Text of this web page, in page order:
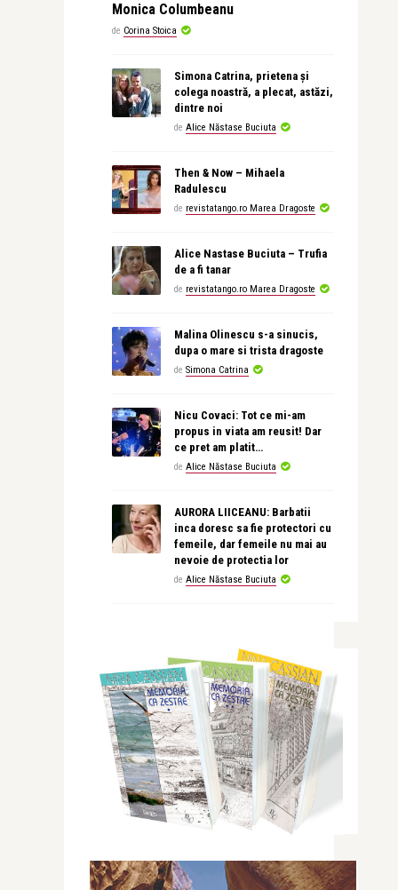
Monica Columbeanu
de Corina Stoica
Simona Catrina, prietena și
colega noastră, a plecat, astăzi,
dintre noi
de Alice Năstase Buciuta
Then & Now – Mihaela
Radulescu
de revistatango.ro Marea Dragoste
Alice Nastase Buciuta – Trufia
de a fi tanar
de revistatango.ro Marea Dragoste
Malina Olinescu s-a sinucis,
dupa o mare si trista dragoste
de Simona Catrina
Nicu Covaci: Tot ce mi-am
propus in viata am reusit! Dar
ce pret am platit…
de Alice Năstase Buciuta
AURORA LIICEANU: Barbatii
inca doresc sa fie protectori cu
femeile, dar femeile nu mai au
nevoie de protectia lor
de Alice Năstase Buciuta